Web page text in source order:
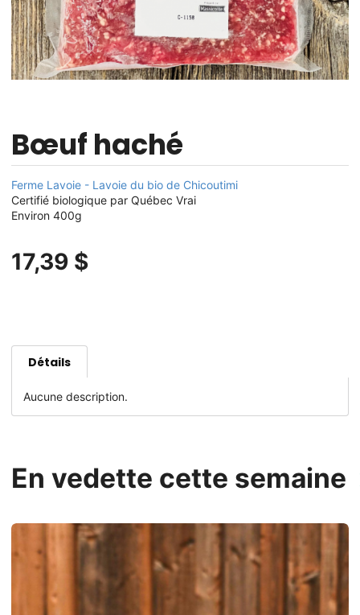
Bœuf haché
Ferme Lavoie - Lavoie du bio de Chicoutimi
Certifié biologique par Québec Vrai
Environ 400g
17,39 $
Détails
Aucune description.
En vedette cette semaine